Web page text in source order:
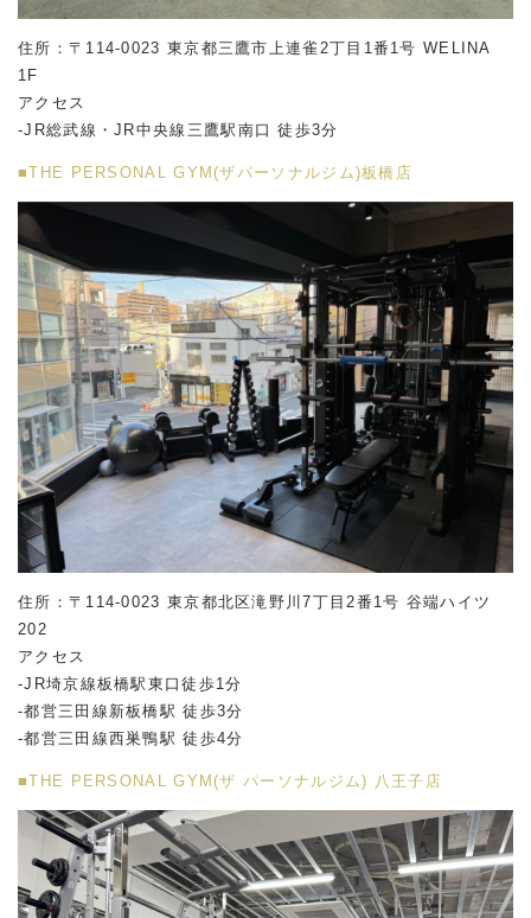
住所：〒114-0023 東京都三鷹市上連雀2丁目1番1号 WELINA
1F
アクセス
-JR総武線・JR中央線三鷹駅南口 徒歩3分
■THE PERSONAL GYM(ザパーソナルジム)板橋店
住所：〒114-0023 東京都北区滝野川7丁目2番1号 谷端ハイツ
202
アクセス
-JR埼京線板橋駅東口徒歩1分
-都営三田線新板橋駅 徒歩3分
-都営三田線西巣鴨駅 徒歩4分
■THE PERSONAL GYM(ザ パーソナルジム) 八王子店